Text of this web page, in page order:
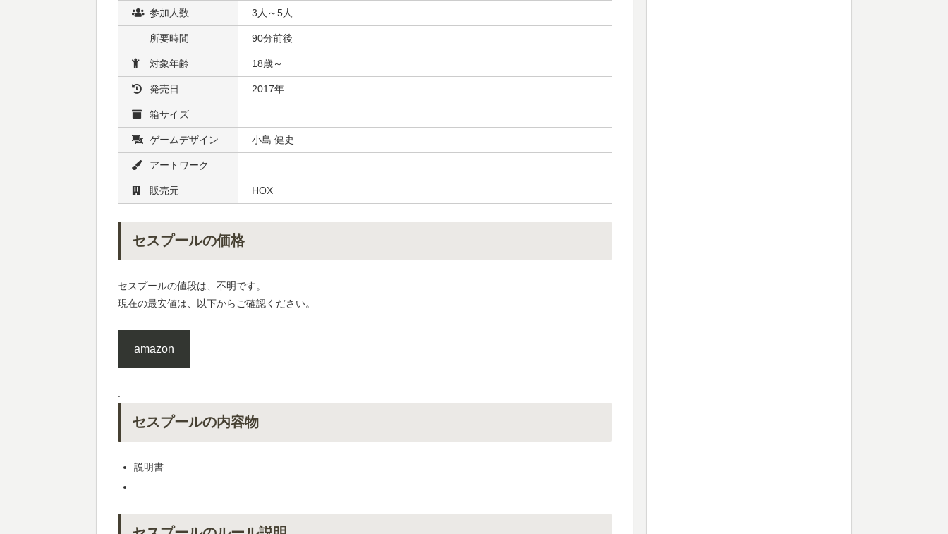
参加人数 3人～5人
所要時間 90分前後
対象年齢 18歳～
発売日 2017年
箱サイズ
ゲームデザイン 小島 健史
アートワーク
販売元 HOX
セスプールの価格
セスプールの値段は、不明です。
現在の最安値は、以下からご確認ください。
amazon
.
セスプールの内容物
説明書